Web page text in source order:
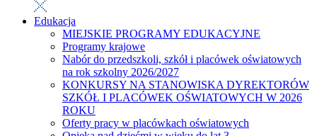
Edukacja
MIEJSKIE PROGRAMY EDUKACYJNE
Programy krajowe
Nabór do przedszkoli, szkół i placówek oświatowych
na rok szkolny 2026/2027
KONKURSY NA STANOWISKA DYREKTORÓW
SZKÓŁ I PLACÓWEK OŚWIATOWYCH W 2026
ROKU
Oferty pracy w placówkach oświatowych